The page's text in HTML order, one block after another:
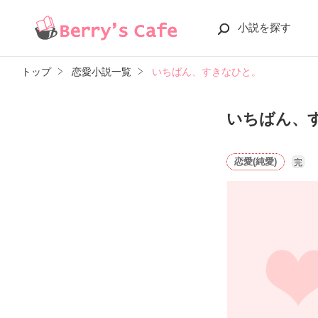
小説を探す
トップ 恋愛小説一覧 いちばん、すきなひと。
いちばん、
恋愛(純愛) 完